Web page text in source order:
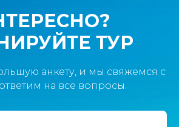
ТУР
анкету, и мы свяжемся с
на все вопросы.